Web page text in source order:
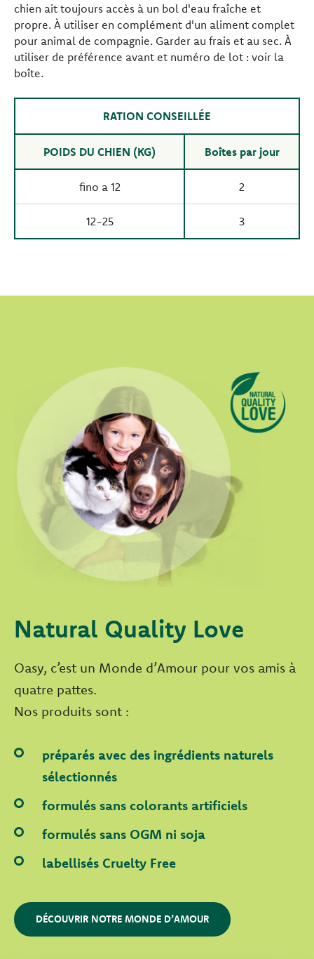
chien ait toujours accès à un bol d'eau fraîche et
propre. À utiliser en complément d'un aliment complet
pour animal de compagnie. Garder au frais et au sec. À
utiliser de préférence avant et numéro de lot : voir la
boîte.
RATION CONSEILLÉE
POIDS DU CHIEN (KG) Boîtes par jour
fino a 12 2
12-25 3
Natural Quality Love
Oasy, c’est un Monde d’Amour pour vos amis à
quatre pattes.
Nos produits sont :
préparés avec des ingrédients naturels
sélectionnés
formulés sans colorants artificiels
formulés sans OGM ni soja
labellisés Cruelty Free
DÉCOUVRIR NOTRE MONDE D’AMOUR